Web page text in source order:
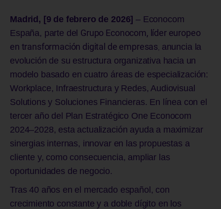
Madrid, [9 de febrero de 2026]– Econocom
España, parte del Grupo Econocom, líder europeo
en transformación digital de empresas, anuncia la
evolución de su estructura organizativa hacia un
modelo basado en cuatro áreas de especialización:
Workplace, Infraestructura y Redes, Audiovisual
Solutions y Soluciones Financieras. En línea con el
tercer año del Plan Estratégico One Econocom
2024–2028, esta actualización ayuda a maximizar
sinergias internas, innovar en las propuestas a
cliente y, como consecuencia, ampliar las
oportunidades de negocio.
Tras 40 años en el mercado español, con
crecimiento constante y a doble dígito en los